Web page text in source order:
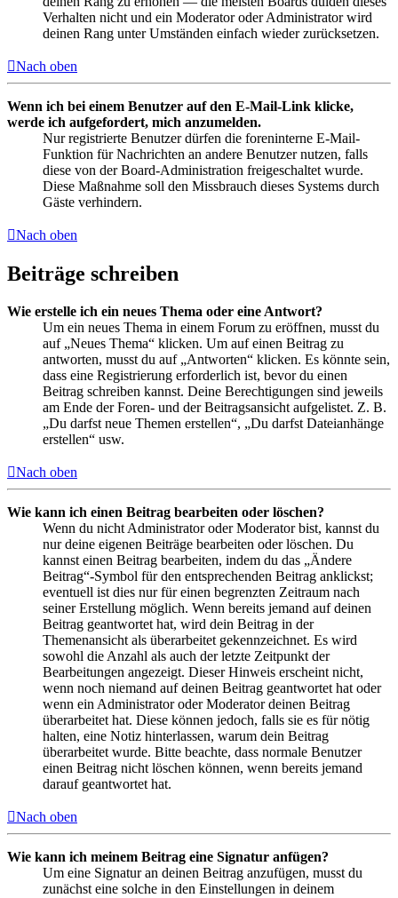
Verhalten nicht und ein Moderator oder Administrator wird
deinen Rang unter Umständen einfach wieder zurücksetzen.
Nach oben
Wenn ich bei einem Benutzer auf den E-Mail-Link klicke,
werde ich aufgefordert, mich anzumelden.
Nur registrierte Benutzer dürfen die foreninterne E-Mail-
Funktion für Nachrichten an andere Benutzer nutzen, falls
diese von der Board-Administration freigeschaltet wurde.
Diese Maßnahme soll den Missbrauch dieses Systems durch
Gäste verhindern.
Nach oben
Beiträge schreiben
Wie erstelle ich ein neues Thema oder eine Antwort?
Um ein neues Thema in einem Forum zu eröffnen, musst du
auf „Neues Thema“ klicken. Um auf einen Beitrag zu
antworten, musst du auf „Antworten“ klicken. Es könnte sein,
dass eine Registrierung erforderlich ist, bevor du einen
Beitrag schreiben kannst. Deine Berechtigungen sind jeweils
am Ende der Foren- und der Beitragsansicht aufgelistet. Z. B.
„Du darfst neue Themen erstellen“, „Du darfst Dateianhänge
erstellen“ usw.
Nach oben
Wie kann ich einen Beitrag bearbeiten oder löschen?
Wenn du nicht Administrator oder Moderator bist, kannst du
nur deine eigenen Beiträge bearbeiten oder löschen. Du
kannst einen Beitrag bearbeiten, indem du das „Ändere
Beitrag“-Symbol für den entsprechenden Beitrag anklickst;
eventuell ist dies nur für einen begrenzten Zeitraum nach
seiner Erstellung möglich. Wenn bereits jemand auf deinen
Beitrag geantwortet hat, wird dein Beitrag in der
Themenansicht als überarbeitet gekennzeichnet. Es wird
sowohl die Anzahl als auch der letzte Zeitpunkt der
Bearbeitungen angezeigt. Dieser Hinweis erscheint nicht,
wenn noch niemand auf deinen Beitrag geantwortet hat oder
wenn ein Administrator oder Moderator deinen Beitrag
überarbeitet hat. Diese können jedoch, falls sie es für nötig
halten, eine Notiz hinterlassen, warum dein Beitrag
überarbeitet wurde. Bitte beachte, dass normale Benutzer
einen Beitrag nicht löschen können, wenn bereits jemand
darauf geantwortet hat.
Nach oben
Wie kann ich meinem Beitrag eine Signatur anfügen?
Um eine Signatur an deinen Beitrag anzufügen, musst du
zunächst eine solche in den Einstellungen in deinem